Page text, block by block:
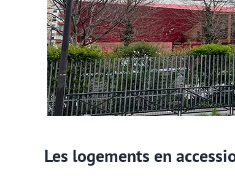
Les logements en